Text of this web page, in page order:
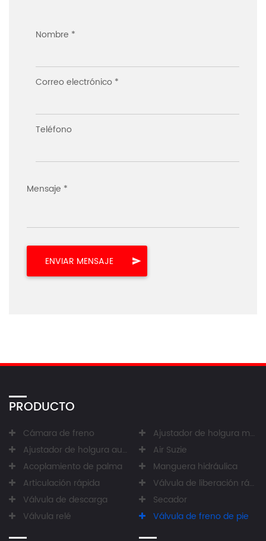
Nombre *
Correo electrónico *
Teléfono
Mensaje *
PRODUCTO
Cámara de freno
Ajustador de holgura manual
Ajustador de holgura automático
Air Suzie
Acoplamiento de palma
Manguera hidráulica
Articulación rápida
Válvula de liberación rápida
Válvula de descarga
Secador
Válvula relé
Válvula de freno de pie